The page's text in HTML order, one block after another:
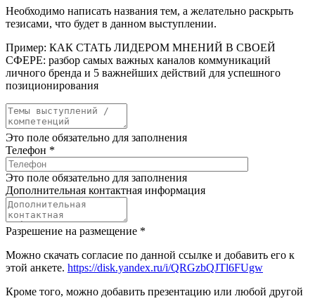
Необходимо написать названия тем, а желательно раскрыть
тезисами, что будет в данном выступлении.
Пример: КАК СТАТЬ ЛИДЕРОМ МНЕНИЙ В СВОЕЙ
СФЕРЕ: разбор самых важных каналов коммуникаций
личного бренда и 5 важнейших действий для успешного
позиционирования
Это поле обязательно для заполнения
Телефон *
Это поле обязательно для заполнения
Дополнительная контактная информация
Разрешение на размещение *
Можно скачать согласие по данной ссылке и добавить его к
этой анкете. https://disk.yandex.ru/i/QRGzbQJTl6FUgw
Кроме того, можно добавить презентацию или любой другой